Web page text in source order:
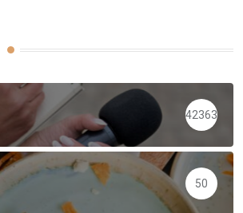
42363
50